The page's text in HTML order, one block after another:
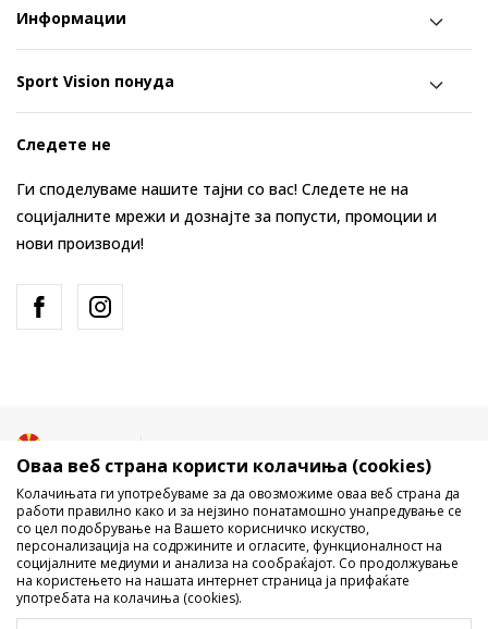
Информации
Sport Vision понуда
Следете не
Ги споделуваме нашите тајни со вас! Следете не на
социјалните мрежи и дознајте за попусти, промоции и
нови производи!
Не е дозволено превземање или користење на содржината од
интернет страните на Sport Vision, делумно или целосно a се
Оваа веб страна користи колачиња (cookies)
Колачињата ги употребуваме за да овозможиме оваа веб страна да
работи правилно како и за нејзино понатамошно унапредување се
со цел подобрување на Вашето корисничко искуство,
персонализација на содржините и огласите, функционалност на
социјалните медиуми и анализа на сообраќајот. Со продолжување
на користењето на нашата интернет страница ја прифаќате
употребата на колачиња (cookies).